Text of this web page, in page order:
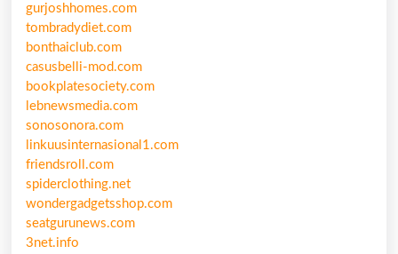
gurjoshhomes.com
tombradydiet.com
bonthaiclub.com
casusbelli-mod.com
bookplatesociety.com
lebnewsmedia.com
sonosonora.com
linkuusinternasional1.com
friendsroll.com
spiderclothing.net
wondergadgetsshop.com
seatgurunews.com
3net.info